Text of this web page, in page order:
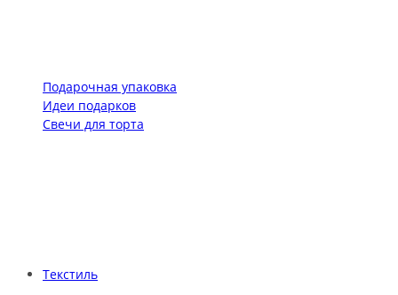
Подарочная упаковка
Идеи подарков
Свечи для торта
Текстиль